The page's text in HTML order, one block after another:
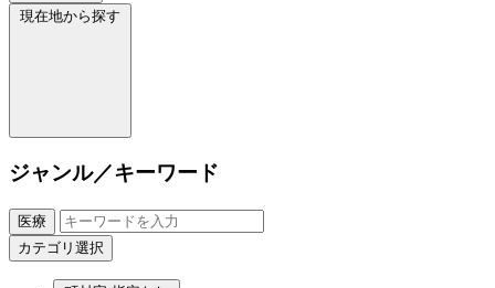
現在地から探す
ジャンル／キーワード
医療
カテゴリ選択